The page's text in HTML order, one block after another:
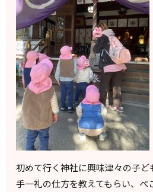
初めて行く神社に興味津々の子
手一礼の仕方を教えてもらい、ぺ